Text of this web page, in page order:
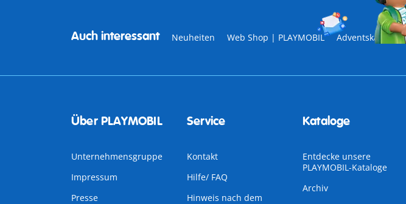
Auch interessant Neuheiten Web Shop | PLAYMOBIL Adventskalender
Über PLAYMOBIL
Unternehmensgruppe
Impressum
Presse
Service
Kontakt
Hilfe/ FAQ
Hinweis nach dem
Kataloge
Entdecke unsere
PLAYMOBIL-Kataloge
Archiv